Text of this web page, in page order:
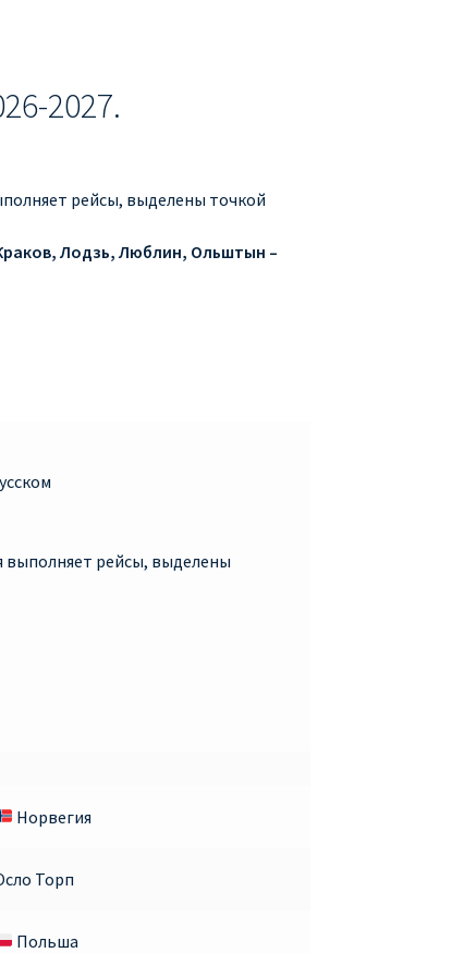
2027.
рейсы, выделены точкой
Лодзь, Люблин, Ольштын –
выполняет рейсы, выделены
Норвегия
Торп
Польша